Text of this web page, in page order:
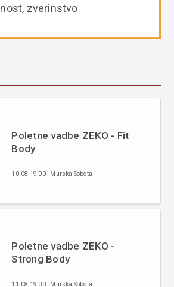
zverinstvo
Poletne vadbe ZEKO - Fit
Body
10.08 19:00 | Murska Sobota
Poletne vadbe ZEKO -
Strong Body
11.08 19:00 | Murska Sobota